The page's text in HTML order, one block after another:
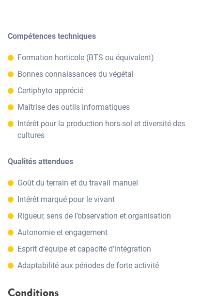
Compétences techniques
Formation horticole (BTS ou équivalent)
Bonnes connaissances du végétal
Certiphyto apprécié
Maîtrise des outils informatiques
Intérêt pour la production hors-sol et diversité des
cultures
Qualités attendues
Goût du terrain et du travail manuel
Intérêt marqué pour le vivant
Rigueur, sens de l’observation et organisation
Autonomie et engagement
Esprit d’équipe et capacité d’intégration
Adaptabilité aux périodes de forte activité
Conditions